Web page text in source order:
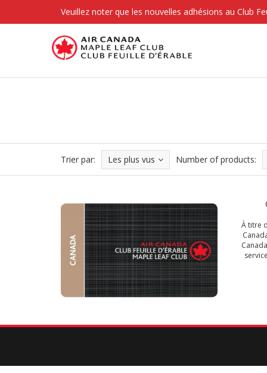
Veuillez noter que les nouvelles adhésions au Club
Trier par: Les plus vus Number of products:
À titre